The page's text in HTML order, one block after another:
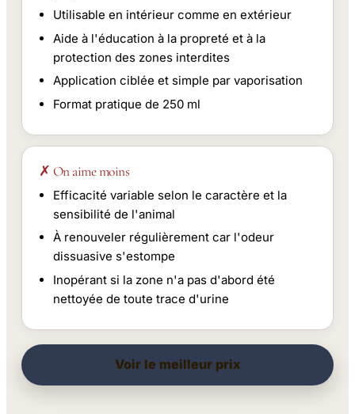
Utilisable en intérieur comme en extérieur
Aide à l'éducation à la propreté et à la
protection des zones interdites
Application ciblée et simple par vaporisation
Format pratique de 250 ml
✗ On aime moins
Efficacité variable selon le caractère et la
sensibilité de l'animal
À renouveler régulièrement car l'odeur
dissuasive s'estompe
Inopérant si la zone n'a pas d'abord été
nettoyée de toute trace d'urine
Voir le meilleur prix